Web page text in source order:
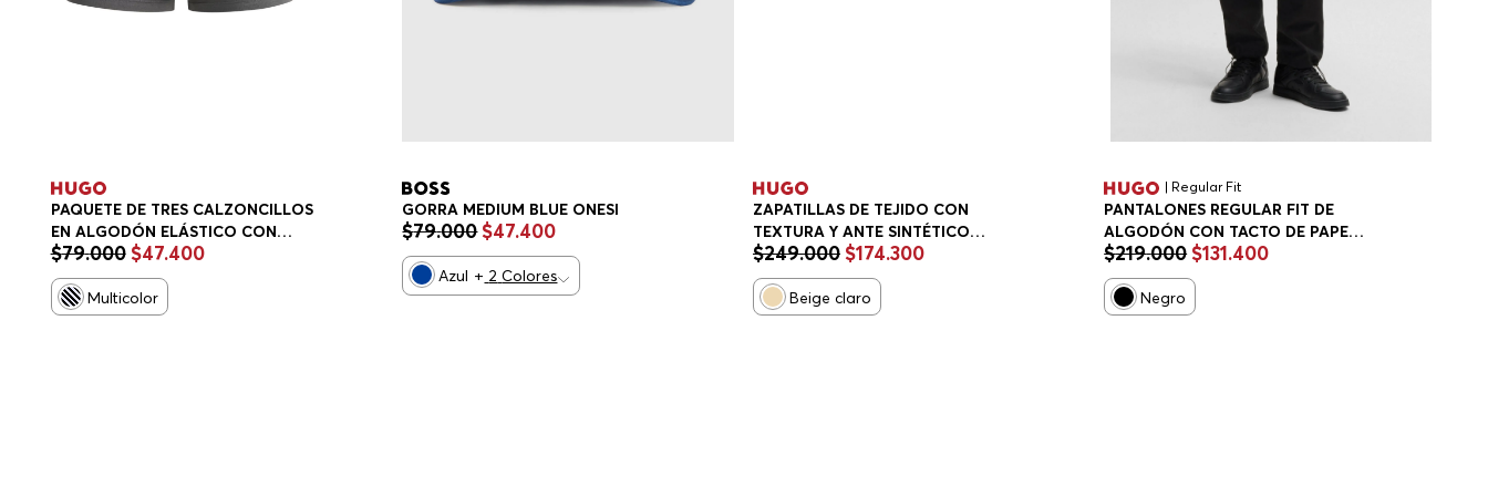
PAQUETE DE TRES CALZONCILLOS
EN ALGODÓN ELÁSTICO CON
LOGOS EN LA CINTURA
CALZONCILLOS HOMBRE
$79.000 $47.400
Multicolor
GORRA MEDIUM BLUE ONESI
$79.000 $47.400
Azul + 2 Colores
ZAPATILLAS DE TEJIDO CON
TEXTURA Y ANTE SINTÉTICO
ZAPATILLAS HOMBRE
$249.000 $174.300
Beige claro
| Regular Fit
PANTALONES REGULAR FIT DE
ALGODÓN CON TACTO DE PAPEL
PANTALONES CASUALES REGULAR
FIT HOMBRE
$219.000 $131.400
Negro